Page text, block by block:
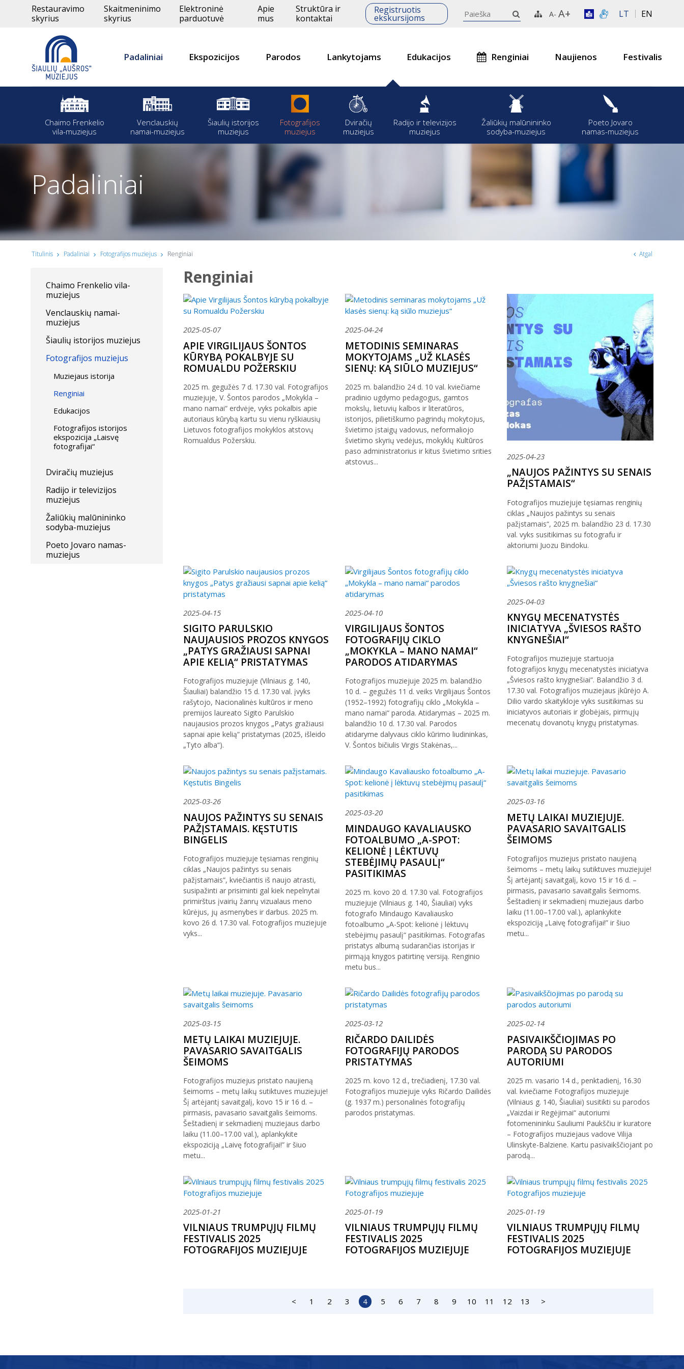
Restauravimo
skyrius
Skaitmeninimo
skyrius
Elektroninė
parduotuvė
Apie
mus
Struktūra ir
kontaktai
Registruotis
ekskursijoms A- A+ LT EN
Padaliniai
Chaimo Frenkelio
vila-muziejus
Venclauskių
namai-muziejus
Šiaulių istorijos
muziejus
Fotografijos
muziejus
Dviračių
muziejus
Radijo ir televizijos
muziejus
Žaliūkių malūnininko
sodyba-muziejus
Poeto Jovaro
namas-muziejus
Ekspozicijos Parodos Lankytojams Edukacijos Renginiai Naujienos Festivalis
Padaliniai
Titulinis Padaliniai Fotografijos muziejus Renginiai Atgal
Chaimo Frenkelio vila-
muziejus
Venclauskių namai-
muziejus
Šiaulių istorijos muziejus
Fotografijos muziejus
Muziejaus istorija
Renginiai
Edukacijos
Fotografijos istorijos
ekspozicija „Laisvę
fotografijai“
Dviračių muziejus
Radijo ir televizijos
muziejus
Žaliūkių malūnininko
sodyba-muziejus
Poeto Jovaro namas-
muziejus
Renginiai
2025-05-07
APIE VIRGILIJAUS ŠONTOS
KŪRYBĄ POKALBYJE SU
ROMUALDU POŽERSKIU
2025 m. gegužės 7 d. 17.30 val. Fotografijos
muziejuje, V. Šontos parodos „Mokykla –
mano namai“ erdvėje, vyks pokalbis apie
autoriaus kūrybą kartu su vienu ryškiausių
Lietuvos fotografijos mokyklos atstovų
Romualdus Požerskiu.
2025-04-24
METODINIS SEMINARAS
MOKYTOJAMS „UŽ KLASĖS
SIENŲ: KĄ SIŪLO MUZIEJUS“
2025 m. balandžio 24 d. 10 val. kviečiame
pradinio ugdymo pedagogus, gamtos
mokslų, lietuvių kalbos ir literatūros,
istorijos, pilietiškumo pagrindų mokytojus,
švietimo įstaigų vadovus, neformaliojo
švietimo skyrių vedėjus, mokyklų Kultūros
paso administratorius ir kitus švietimo srities
atstovus...
2025-04-23
„NAUJOS PAŽINTYS SU SENAIS
PAŽĮSTAMAIS“
Fotografijos muziejuje tęsiamas renginių
ciklas „Naujos pažintys su senais
pažįstamais“, 2025 m. balandžio 23 d. 17.30
val. vyks susitikimas su fotografu ir
aktoriumi Juozu Bindoku.
2025-04-15
SIGITO PARULSKIO
NAUJAUSIOS PROZOS KNYGOS
„PATYS GRAŽIAUSI SAPNAI
APIE KELIĄ“ PRISTATYMAS
Fotografijos muziejuje (Vilniaus g. 140,
Šiauliai) balandžio 15 d. 17.30 val. įvyks
rašytojo, Nacionalinės kultūros ir meno
premijos laureato Sigito Parulskio
naujausios prozos knygos „Patys gražiausi
sapnai apie kelią“ pristatymas (2025, išleido
„Tyto alba“).
2025-04-10
VIRGILIJAUS ŠONTOS
FOTOGRAFIJŲ CIKLO
„MOKYKLA – MANO NAMAI“
PARODOS ATIDARYMAS
Fotografijos muziejuje 2025 m. balandžio
10 d. – gegužės 11 d. veiks Virgilijaus Šontos
(1952–1992) fotografijų ciklo „Mokykla –
mano namai“ paroda. Atidarymas – 2025 m.
balandžio 10 d. 17.30 val. Parodos
atidaryme dalyvaus ciklo kūrimo liudininkas,
V. Šontos bičiulis Virgis Stakėnas,...
2025-04-03
KNYGŲ MECENATYSTĖS
INICIATYVA „ŠVIESOS RAŠTO
KNYGNEŠIAI“
Fotografijos muziejuje startuoja
fotografijos knygų mecenatystės iniciatyva
„Šviesos rašto knygnešiai“. Balandžio 3 d.
17.30 val. Fotografijos muziejaus įkūrėjo A.
Dilio vardo skaitykloje vyks susitikimas su
iniciatyvos autoriais ir globėjais, pirmųjų
mecenatų dovanotų knygų pristatymas.
2025-03-26
NAUJOS PAŽINTYS SU SENAIS
PAŽĮSTAMAIS. KĘSTUTIS
BINGELIS
Fotografijos muziejuje tęsiamas renginių
ciklas „Naujos pažintys su senais
pažįstamais“, kviečiantis iš naujo atrasti,
susipažinti ar prisiminti gal kiek nepelnytai
primirštus įvairių žanrų vizualaus meno
kūrėjus, jų asmenybes ir darbus. 2025 m.
kovo 26 d. 17.30 val. Fotografijos muziejuje
vyks...
2025-03-20
MINDAUGO KAVALIAUSKO
FOTOALBUMO „A-SPOT:
KELIONĖ Į LĖKTUVŲ
STEBĖJIMŲ PASAULĮ“
PASITIKIMAS
2025 m. kovo 20 d. 17.30 val. Fotografijos
muziejuje (Vilniaus g. 140, Šiauliai) vyks
fotografo Mindaugo Kavaliausko
fotoalbumo „A-Spot: kelionė į lėktuvų
stebėjimų pasaulį“ pasitikimas. Fotografas
pristatys albumą sudarančias istorijas ir
pirmąją knygos patirtinę versiją. Renginio
metu bus...
2025-03-16
METŲ LAIKAI MUZIEJUJE.
PAVASARIO SAVAITGALIS
ŠEIMOMS
Fotografijos muziejus pristato naujieną
šeimoms – metų laikų sutiktuves muziejuje!
Šį artėjantį savaitgalį, kovo 15 ir 16 d. –
pirmasis, pavasario savaitgalis šeimoms.
Šeštadienį ir sekmadienį muziejaus darbo
laiku (11.00–17.00 val.), aplankykite
ekspoziciją „Laivę fotografijai!” ir šiuo
metu...
2025-03-15
METŲ LAIKAI MUZIEJUJE.
PAVASARIO SAVAITGALIS
ŠEIMOMS
Fotografijos muziejus pristato naujieną
šeimoms – metų laikų sutiktuves muziejuje!
Šį artėjantį savaitgalį, kovo 15 ir 16 d. –
pirmasis, pavasario savaitgalis šeimoms.
Šeštadienį ir sekmadienį muziejaus darbo
laiku (11.00–17.00 val.), aplankykite
ekspoziciją „Laivę fotografijai!” ir šiuo
metu...
2025-03-12
RIČARDO DAILIDĖS
FOTOGRAFIJŲ PARODOS
PRISTATYMAS
2025 m. kovo 12 d., trečiadienį, 17.30 val.
Fotografijos muziejuje vyks Ričardo Dailidės
(g. 1937 m.) personalinės fotografijų
parodos pristatymas.
2025-02-14
PASIVAIKŠČIOJIMAS PO
PARODĄ SU PARODOS
AUTORIUMI
2025 m. vasario 14 d., penktadienį, 16.30
val. kviečiame Fotografijos muziejuje
(Vilniaus g. 140, Šiauliai) susitikti su parodos
„Vaizdai ir Regėjimai“ autoriumi
fotomenininku Sauliumi Paukščiu ir kuratore
– Fotografijos muziejaus vadove Vilija
Ulinskyte-Balziene. Kartu pasivaikščiojant po
parodą...
2025-01-21
VILNIAUS TRUMPŲJŲ FILMŲ
FESTIVALIS 2025
FOTOGRAFIJOS MUZIEJUJE
2025-01-19
VILNIAUS TRUMPŲJŲ FILMŲ
FESTIVALIS 2025
FOTOGRAFIJOS MUZIEJUJE
2025-01-19
VILNIAUS TRUMPŲJŲ FILMŲ
FESTIVALIS 2025
FOTOGRAFIJOS MUZIEJUJE
< 1 2 3 4 5 6 7 8 9 10 11 12 13 >